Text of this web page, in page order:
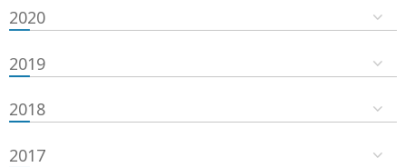
2020
2019
2018
2017